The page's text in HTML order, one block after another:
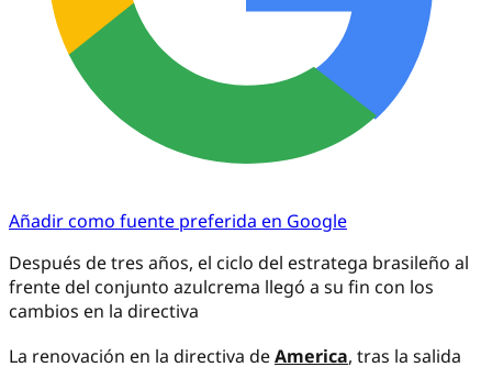
Añadir como fuente preferida en Google
Después de tres años, el ciclo del estratega brasileño al
frente del conjunto azulcrema llegó a su fin con los
cambios en la directiva
La renovación en la directiva deAmerica, tras la salida